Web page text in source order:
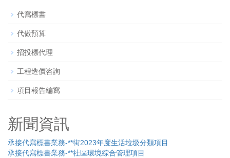
代寫標書
代做預算
招投標代理
工程造價咨詢
項目報告編寫
新聞資訊
承接代寫標書業務-**街2023年度生活垃圾分類項目
承接代寫標書業務-**社區環境綜合管理項目